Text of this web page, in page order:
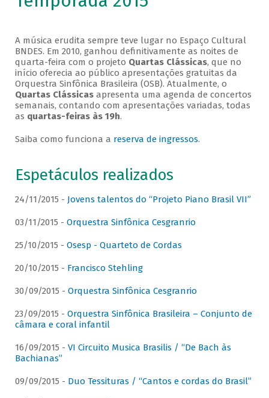
A música erudita sempre teve lugar no Espaço Cultural
BNDES. Em 2010, ganhou definitivamente as noites de
quarta-feira com o projeto Quartas Clássicas, que no
início oferecia ao público apresentações gratuitas da
Orquestra Sinfônica Brasileira (OSB). Atualmente, o
Quartas Clássicasapresenta uma agenda de concertos
semanais, contando com apresentações variadas, todas
as quartas-feiras às 19h.
Saiba como funciona a reserva de ingressos.
Espetáculos realizados
24/11/2015 - Jovens talentos do “Projeto Piano Brasil VII”
03/11/2015 - Orquestra Sinfônica Cesgranrio
25/10/2015 - Osesp - Quarteto de Cordas
20/10/2015 - Francisco Stehling
30/09/2015 - Orquestra Sinfônica Cesgranrio
23/09/2015 - Orquestra Sinfônica Brasileira – Conjunto de
câmara e coral infantil
16/09/2015 - VI Circuito Musica Brasilis / “De Bach às
Bachianas”
09/09/2015 - Duo Tessituras / “Cantos e cordas do Brasil”